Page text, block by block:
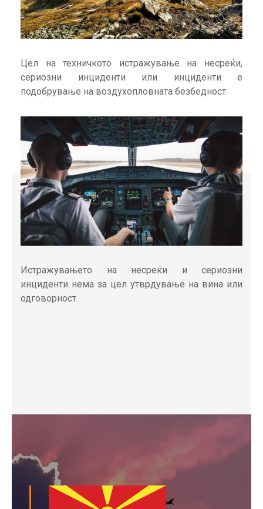
Цел на техничкото истражување на несреќи,
сериозни инциденти или инциденти е
подобрување на воздухопловната безбедност.
Истражувањето на несреќи и сериозни
инциденти нема за цел утврдување на вина или
одговорност.